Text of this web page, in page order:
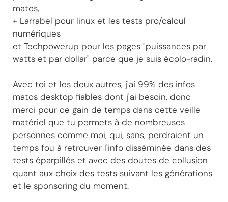
matos,
+ Larrabel pour linux et les tests pro/calcul
numériques
et Techpowerup pour les pages "puissances par
watts et par dollar" parce que je suis écolo-radin.
Avec toi et les deux autres, j'ai 99% des infos
matos desktop fiables dont j'ai besoin, donc
merci pour ce gain de temps dans cette veille
matériel que tu permets à de nombreuses
personnes comme moi, qui, sans, perdraient un
temps fou à retrouver l'info disséminée dans des
tests éparpillés et avec des doutes de collusion
quant aux choix des tests suivant les générations
et le sponsoring du moment.